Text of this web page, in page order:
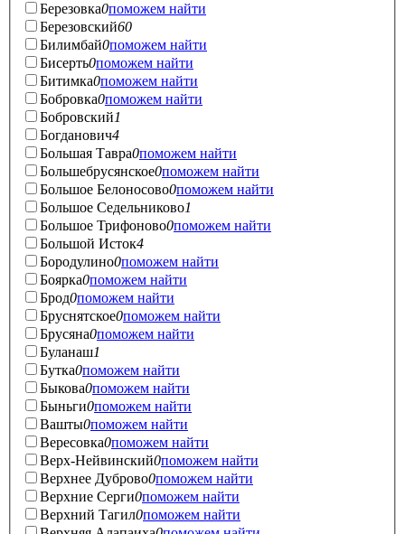
Березовка0поможем найти
Березовский60
Билимбай0поможем найти
Бисерть0поможем найти
Битимка0поможем найти
Бобровка0поможем найти
Бобровский1
Богданович4
Большая Тавра0поможем найти
Большебрусянское0поможем найти
Большое Белоносово0поможем найти
Большое Седельниково1
Большое Трифоново0поможем найти
Большой Исток4
Бородулино0поможем найти
Боярка0поможем найти
Брод0поможем найти
Бруснятское0поможем найти
Брусяна0поможем найти
Буланаш1
Бутка0поможем найти
Быкова0поможем найти
Быньги0поможем найти
Вашты0поможем найти
Вересовка0поможем найти
Верх-Нейвинский0поможем найти
Верхнее Дуброво0поможем найти
Верхние Серги0поможем найти
Верхний Тагил0поможем найти